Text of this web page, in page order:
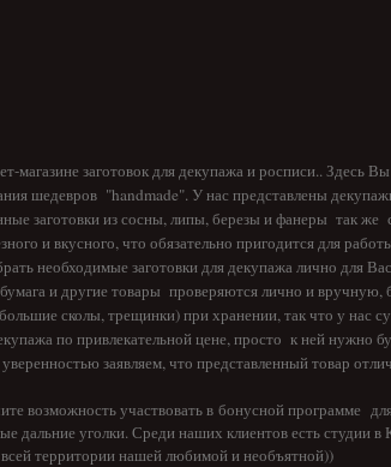
заготовок для декупажа и росписи.. Здесь
шедевров "handmade". У нас представлены
заготовкииз сосны, липы, березы и фанеры так же
и вкусного, что обязательно пригодится для
необходимые заготовки для декупажа лично для
и другие товары проверяются лично и вручную,
сколы, трещинки) при хранении, так что у нас
по привлекательной цене, просто к ней нужно
заявляем, что представленный товар
возможность участвовать в бонусной программе
дальние уголки. Среди наших клиентов есть студии
территории нашей любимой и необъятной))